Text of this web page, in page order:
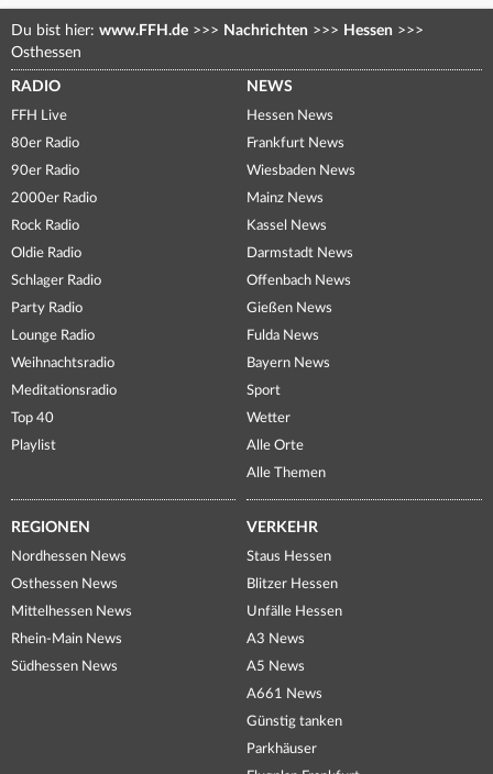
Du bist hier: www.FFH.de >>> Nachrichten >>> Hessen >>>
Osthessen
RADIO
FFH Live
80er Radio
90er Radio
2000er Radio
Rock Radio
Oldie Radio
Schlager Radio
Party Radio
Lounge Radio
Weihnachtsradio
Meditationsradio
Top 40
Playlist
NEWS
Hessen News
Frankfurt News
Wiesbaden News
Mainz News
Kassel News
Darmstadt News
Offenbach News
Gießen News
Fulda News
Bayern News
Sport
Wetter
Alle Orte
Alle Themen
REGIONEN
Nordhessen News
Osthessen News
Mittelhessen News
Rhein-Main News
Südhessen News
VERKEHR
Staus Hessen
Blitzer Hessen
Unfälle Hessen
A3 News
A5 News
A661 News
Günstig tanken
Parkhäuser